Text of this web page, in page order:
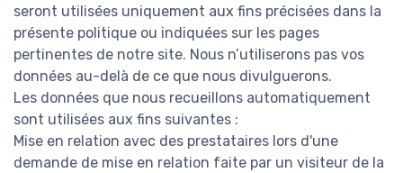
seront utilisées uniquement aux fins précisées dans la
présente politique ou indiquées sur les pages
pertinentes de notre site. Nous n’utiliserons pas vos
données au-delà de ce que nous divulguerons.
Les données que nous recueillons automatiquement
sont utilisées aux fins suivantes :
Mise en relation avec des prestataires lors d'une
demande de mise en relation faite par un visiteur de la